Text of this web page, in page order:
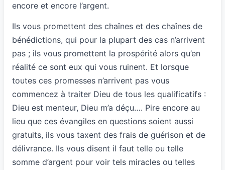
encore et encore l’argent.
Ils vous promettent des chaînes et des chaînes de
bénédictions, qui pour la plupart des cas n’arrivent
pas ; ils vous promettent la prospérité alors qu’en
réalité ce sont eux qui vous ruinent. Et lorsque
toutes ces promesses n’arrivent pas vous
commencez à traiter Dieu de tous les qualificatifs :
Dieu est menteur, Dieu m’a déçu…. Pire encore au
lieu que ces évangiles en questions soient aussi
gratuits, ils vous taxent des frais de guérison et de
délivrance. Ils vous disent il faut telle ou telle
somme d’argent pour voir tels miracles ou telles